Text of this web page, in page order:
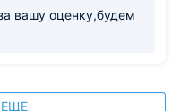
вашу оценку,будем